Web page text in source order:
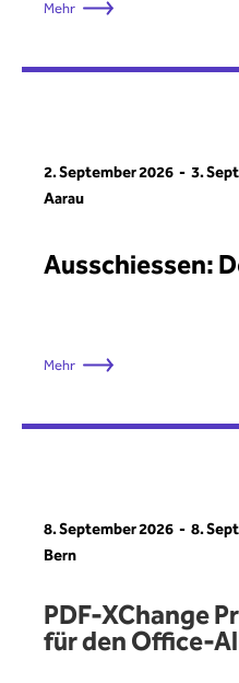
Mehr
2. September 2026
3.
Aarau
Ausschiessen:
Mehr
8. September 2026
8.
Bern
PDF-XChange
für den Office-